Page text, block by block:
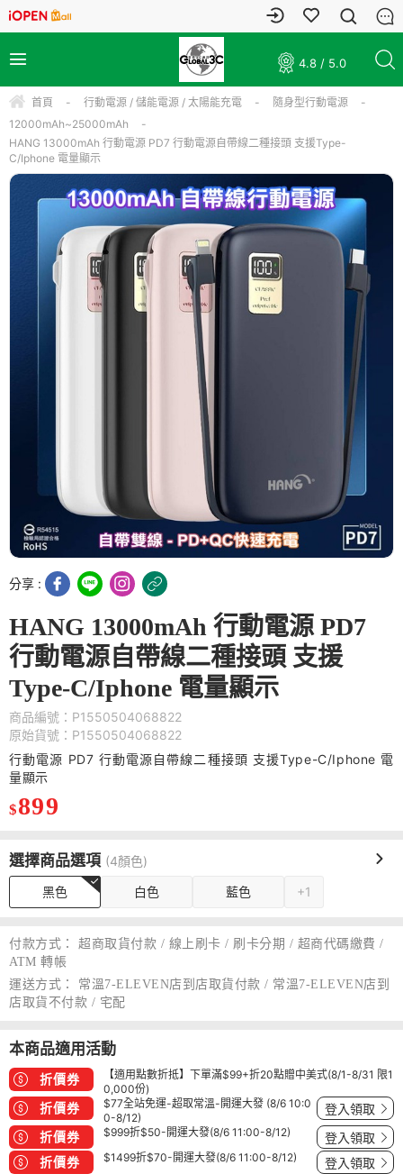
4.8 / 5.0
首頁 - 行動電源 / 儲能電源 / 太陽能充電 - 隨身型行動電源
-
12000mAh~25000mAh
-
HANG 13000mAh 行動電源 PD7 行動電源自帶線二種接頭 支援Type-
C/Iphone 電量顯示
分享 :
HANG 13000mAh 行動電源 PD7
行動電源自帶線二種接頭 支援
Type-C/Iphone 電量顯示
商品編號：P1550504068822
原始貨號：P1550504068822
行動電源 PD7 行動電源自帶線二種接頭 支援Type-C/Iphone 電
量顯示
$899
選擇商品選項 (4顏色)
黑色 白色 藍色 +1
付款方式：
超商取貨付款 / 線上刷卡 / 刷卡分期 / 超商代碼繳費 /
ATM 轉帳
運送方式：
常溫7-ELEVEN店到店取貨付款 / 常溫7-ELEVEN店到
店取貨不付款 / 宅配
本商品適用活動
折價券
【適用點數折抵】下單滿$99+折20點贈中美式(8/1-8/31 限1
0,000份)
折價券
$77全站免運-超取常溫-開運大發 (8/6 10:0
0-8/12)
登入領取
折價券 $999折$50-開運大發(8/6 11:00-8/12) 登入領取
折價券 $1499折$70-開運大發(8/6 11:00-8/12) 登入領取